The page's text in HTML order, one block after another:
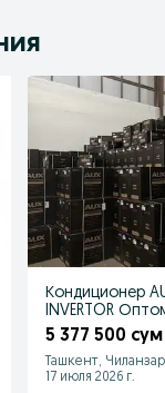
Кондиционер
INVERTOR
5 377 500 сум
Ташкент,
17 июля 2026 г.